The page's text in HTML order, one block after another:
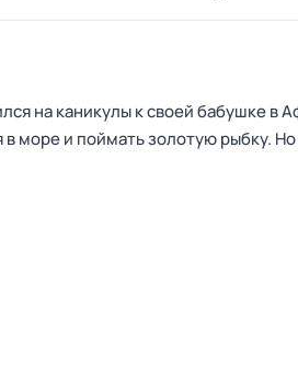
на каникулы к своей бабушке в
море и поймать золотую рыбку.